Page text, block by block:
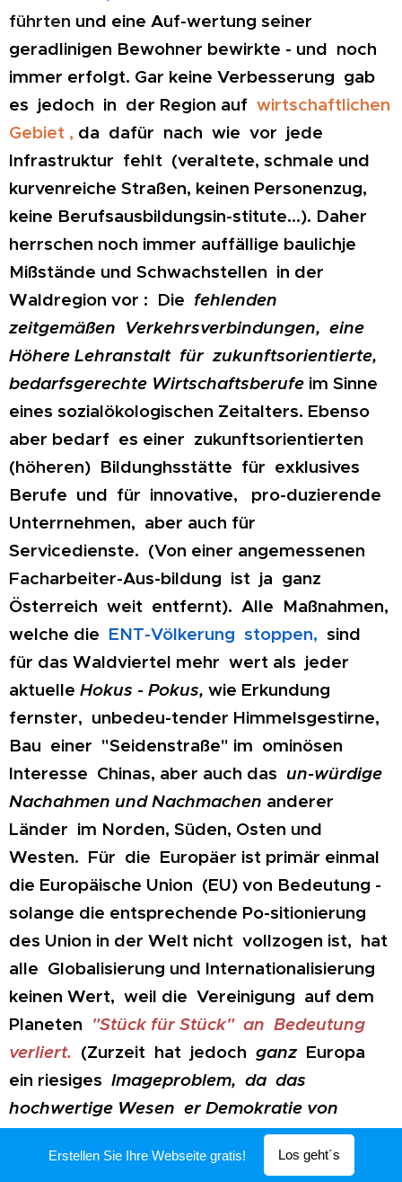
führten und eine Auf-wertung seiner
geradlinigen Bewohner bewirkte - und noch
immer erfolgt. Gar keine Verbesserung gab
es jedoch in der Region auf wirtschaftlichen
Gebiet , da dafür nach wie vor jede
Infrastruktur fehlt (veraltete, schmale und
kurvenreiche Straßen, keinen Personenzug,
keine Berufsausbildungsin-stitute...). Daher
herrschen noch immer auffällige baulichje
Mißstände und Schwachstellen in der
Waldregion vor : Die fehlenden
zeitgemäßen Verkehrsverbindungen, eine
Höhere Lehranstalt für zukunftsorientierte,
bedarfsgerechte Wirtschaftsberufe im Sinne
eines sozialökologischen Zeitalters. Ebenso
aber bedarf es einer zukunftsorientierten
(höheren) Bildunghsstätte für exklusives
Berufe und für innovative, pro-duzierende
Unterrnehmen, aber auch für
Servicedienste. (Von einer angemessenen
Facharbeiter-Aus-bildung ist ja ganz
Österreich weit entfernt). Alle Maßnahmen,
welche die ENT-Völkerung stoppen, sind
für das Waldviertel mehr wert als jeder
aktuelle Hokus - Pokus, wie Erkundung
fernster, unbedeu-tender Himmelsgestirne,
Bau einer "Seidenstraße" im ominösen
Interesse Chinas, aber auch das un-würdige
Nachahmen und Nachmachen anderer
Länder im Norden, Süden, Osten und
Westen. Für die Europäer ist primär einmal
die Europäische Union (EU) von Bedeutung -
solange die entsprechende Po-sitionierung
des Union in der Welt nicht vollzogen ist, hat
alle Globalisierung und Internationalisierung
keinen Wert, weil die Vereinigung auf dem
Planeten "Stück für Stück" an Bedeutung
verliert. (Zurzeit hat jedoch ganz Europa
ein riesiges Imageproblem, da das
hochwertige Wesen er Demokratie von
einigen "Herrschern" - in und außerhalb der
EU - mit Füssen getreten wird.)
Erstellen Sie Ihre Webseite gratis! Los geht´s